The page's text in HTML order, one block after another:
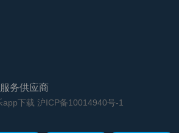
务供应商
app下载 沪ICP备10014940号-1